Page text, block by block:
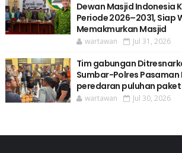
Dewan Masjid Indonesia
Periode 2026–2031, Siap
Memakmurkan Masjid
wartawan Jul 31, 2026
Tim gabungan
Sumbar-Polres
peredaran puluhan
wartawan Jul 30, 2026